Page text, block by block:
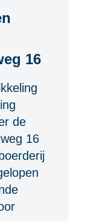
16
de
16